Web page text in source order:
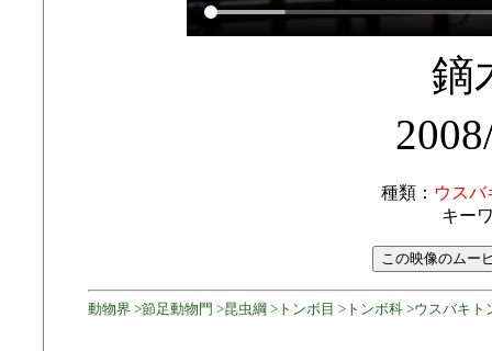
鏑
種類： ウスバ
キー
動物界 >節足動物門 >昆虫綱 >トンボ目 >トンボ科 >ウスバキト